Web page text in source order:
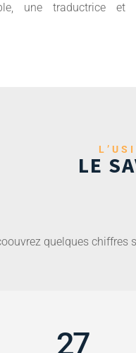
une traductrice et
LE
quelques chiffres
27